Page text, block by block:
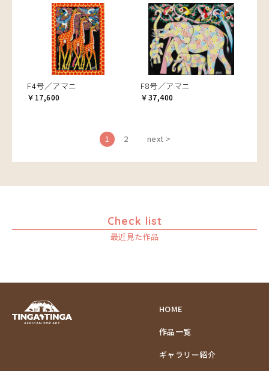
F4号／アマニ
￥17,600
F8号／アマニ
￥37,400
1 2 next >
Check list
最近見た作品
HOME
作品一覧
ギャラリー紹介